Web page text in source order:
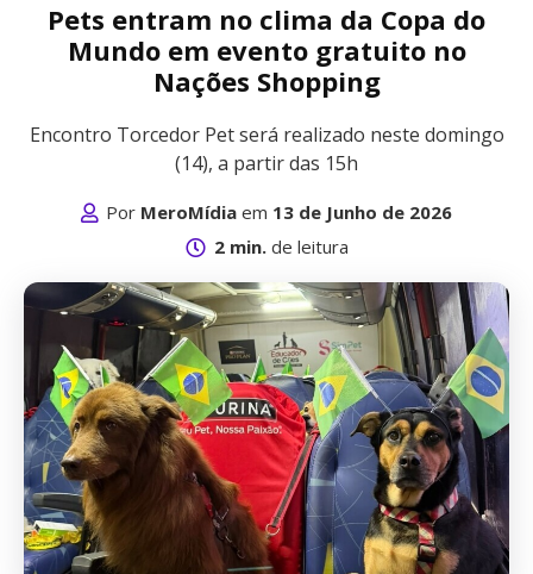
Pets entram no clima da Copa do
Mundo em evento gratuito no
Nações Shopping
Encontro Torcedor Pet será realizado neste domingo
(14), a partir das 15h
Por MeroMídia em 13 de Junho de 2026
2 min.de leitura